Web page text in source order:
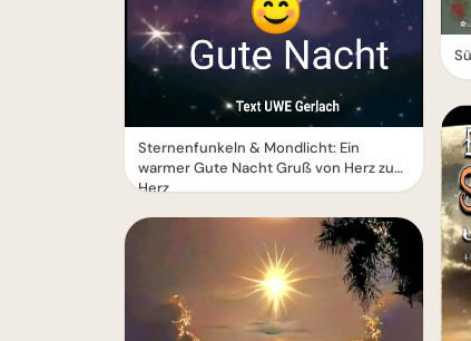
Sternenfunkeln & Mondlicht: Ein
warmer Gute Nacht Gruß von Herz zu
Herz